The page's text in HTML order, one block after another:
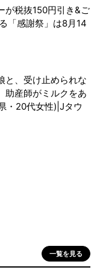
が税抜150円引き&ご
「感謝祭」は8月14
と、受け止められな
助産師がミルクをあ
・20代女性)|Jタウ
一覧を見る